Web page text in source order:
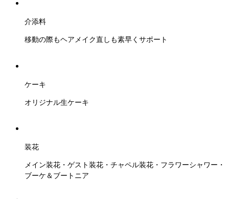
介添料
移動の際もヘアメイク直しも素早くサポート
ケーキ
オリジナル生ケーキ
装花
メイン装花・ゲスト装花・チャペル装花・フラワーシャワー・
ブーケ＆ブートニア